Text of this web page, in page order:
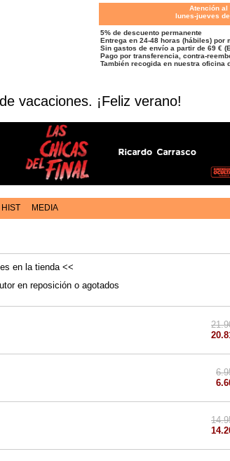
Atención al
lunes-jueves
5% de descuento permanente
Entrega en 24-48 horas (hábiles) por
Sin gastos de envío a partir de 69 €
Pago por transferencia, contra-
También recogida en nuestra oficina
vacaciones. ¡Feliz verano!
HIST MEDIA
en la tienda <<
en reposición o agotados